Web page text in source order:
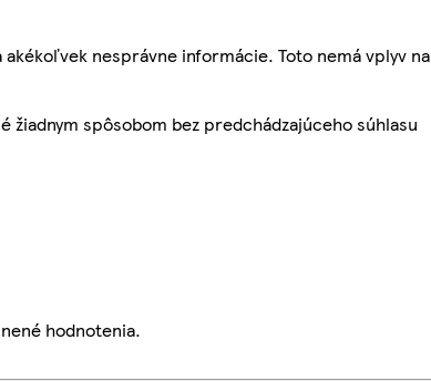
nesprávne informácie. Toto nemá vplyv na
spôsobom bez predchádzajúceho súhlasu
hodnotenia.